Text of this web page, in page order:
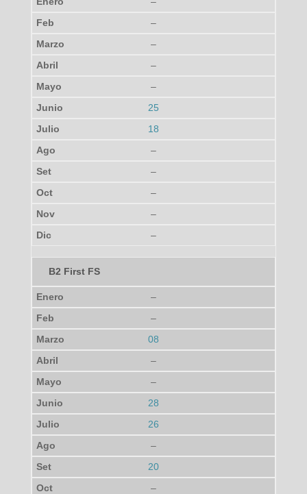
–
–
–
–
25
18
–
–
–
–
–
B2 First FS
–
–
08
–
–
28
26
–
20
–